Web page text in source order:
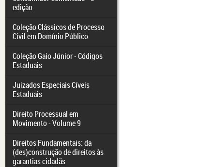
edição
Coleção Clássicos de Processo
Civil em Domínio Público
Coleção Gaio Júnior - Códigos
Estaduais
Juizados Especiais Cíveis
Estaduais
Direito Processual em
Movimento - Volume 9
Direitos Fundamentais: da
(des)construção de direitos às
garantias cidadãs